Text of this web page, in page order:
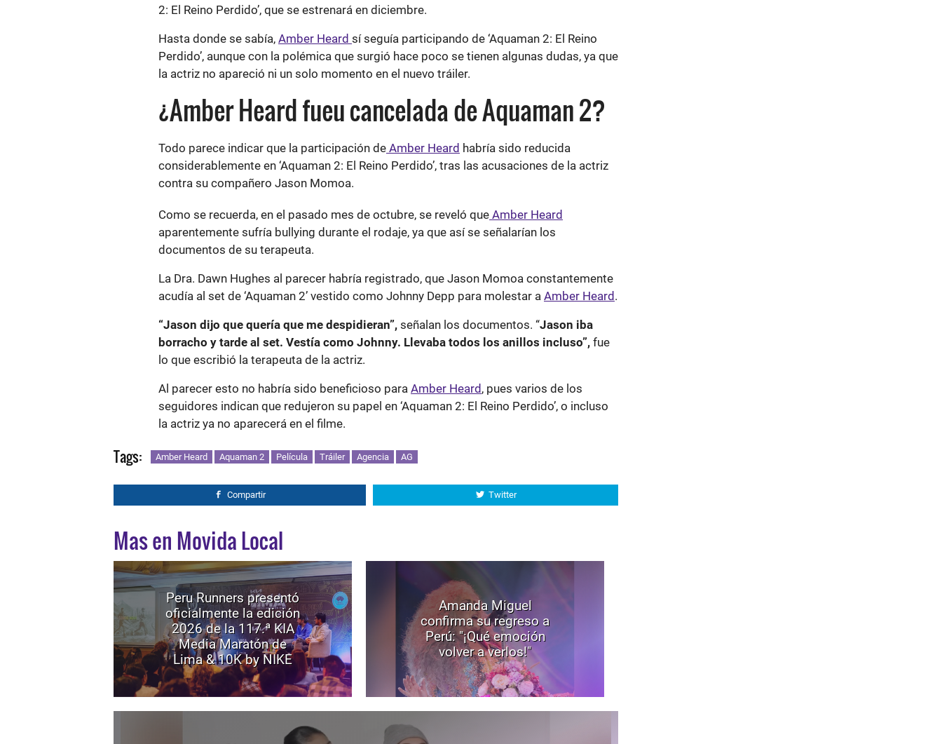
2: El Reino Perdido’, que se estrenará en diciembre.
Hasta donde se sabía, Amber Heard sí seguía participando de ‘Aquaman 2: El Reino
Perdido’, aunque con la polémica que surgió hace poco se tienen algunas dudas, ya que
la actriz no apareció ni un solo momento en el nuevo tráiler.
¿Amber Heard fueu cancelada de Aquaman 2?
Todo parece indicar que la participación de Amber Heard habría sido reducida
considerablemente en ‘Aquaman 2: El Reino Perdido’, tras las acusaciones de la actriz
contra su compañero Jason Momoa.
Como se recuerda, en el pasado mes de octubre, se reveló que Amber Heard
aparentemente sufría bullying durante el rodaje, ya que así se señalarían los
documentos de su terapeuta.
La Dra. Dawn Hughes al parecer habría registrado, que Jason Momoa constantemente
acudía al set de ‘Aquaman 2’ vestido como Johnny Depp para molestar a Amber Heard .
“Jason dijo que quería que me despidieran”, señalan los documentos. “Jason iba
borracho y tarde al set. Vestía como Johnny. Llevaba todos los anillos incluso”, fue
lo que escribió la terapeuta de la actriz.
Al parecer esto no habría sido beneficioso para Amber Heard , pues varios de los
seguidores indican que redujeron su papel en ‘Aquaman 2: El Reino Perdido’, o incluso
la actriz ya no aparecerá en el filme.
Tags: Amber Heard Aquaman 2 Película Tráiler Agencia AG
Compartir Twitter
Mas en Movida Local
Peru Runners presentó
oficialmente la edición
2026 de la 117.ª KIA
Media Maratón de
Lima & 10K by NIKE
Amanda Miguel
confirma su regreso a
Perú: "¡Qué emoción
volver a verlos!"